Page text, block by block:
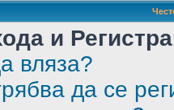
и
вляза?
да се